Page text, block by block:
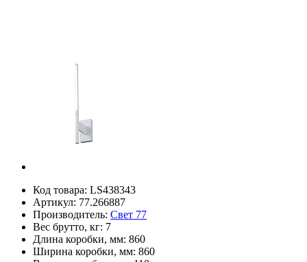
Код товара: LS438343
Артикул: 77.266887
Производитель: Свет 77
Вес брутто, кг: 7
Длина коробки, мм: 860
Ширина коробки, мм: 860